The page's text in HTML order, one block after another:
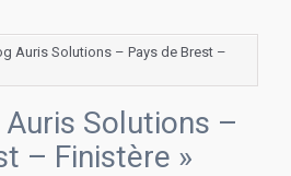
Auris Solutions – Pays de Brest –
Solutions –
– Finistère »